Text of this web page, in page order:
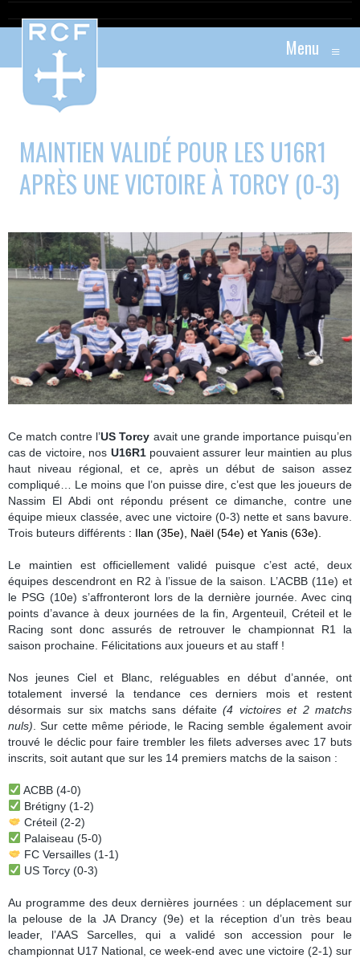
Menu ≡
MAINTIEN VALIDÉ POUR LES U16R1
APRÈS UNE VICTOIRE À TORCY (0-3)
Ce match contre l’US Torcy avait une grande importance puisqu’en
cas de victoire, nos U16R1pouvaient assurer leur maintien au plus
haut niveau régional, et ce, après un début de saison assez
compliqué… Le moins que l’on puisse dire, c’est que les joueurs de
Nassim El Abdi ont répondu présent ce dimanche, contre une
équipe mieux classée, avec une victoire (0-3) nette et sans bavure.
Trois buteurs différents : Ilan (35e), Naël (54e) et Yanis (63e).
Le maintien est officiellement validé puisque c’est acté, deux
équipes descendront en R2 à l’issue de la saison. L’ACBB (11e) et
le PSG (10e) s’affronteront lors de la dernière journée. Avec cinq
points d’avance à deux journées de la fin, Argenteuil, Créteil et le
Racing sont donc assurés de retrouver le championnat R1 la
saison prochaine. Félicitations aux joueurs et au staff !
Nos jeunes Ciel et Blanc, reléguables en début d’année, ont
totalement inversé la tendance ces derniers mois et restent
désormais sur six matchs sans défaite (4 victoires et 2 matchs
nuls) . Sur cette même période, le Racing semble également avoir
trouvé le déclic pour faire trembler les filets adverses avec 17 buts
inscrits, soit autant que sur les 14 premiers matchs de la saison :
ACBB (4-0)
Brétigny (1-2)
Créteil (2-2)
Palaiseau (5-0)
FC Versailles (1-1)
US Torcy (0-3)
Au programme des deux dernières journées : un déplacement sur
la pelouse de la JA Drancy (9e) et la réception d’un très beau
leader, l’AAS Sarcelles, qui a validé son accession pour le
championnat U17 National, ce week-end avec une victoire (2-1) sur